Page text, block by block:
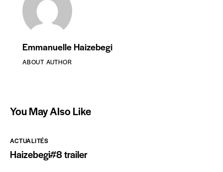
Emmanuelle Haizebegi
ABOUT AUTHOR
You May Also Like
ACTUALITÉS
Haizebegi#8 trailer